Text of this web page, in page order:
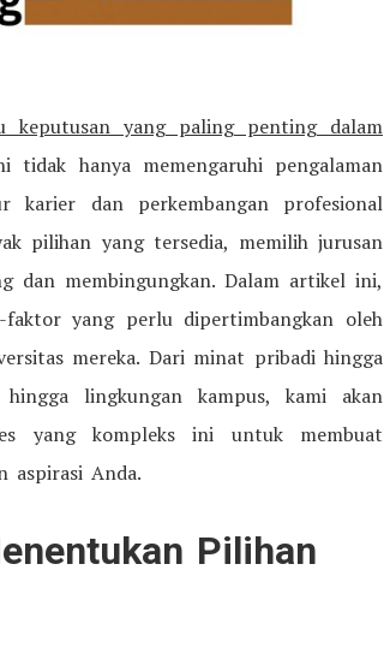
keputusan yang paling penting dalam
tidak hanya memengaruhi pengalaman
dan perkembangan profesional
pilihan yang tersedia, memilih jurusan
dan membingungkan. Dalam artikel ini,
yang perlu dipertimbangkan oleh
mereka. Dari minat pribadi hingga
lingkungan kampus, kami akan
yang kompleks ini untuk membuat
aspirasi Anda.
Pilihan